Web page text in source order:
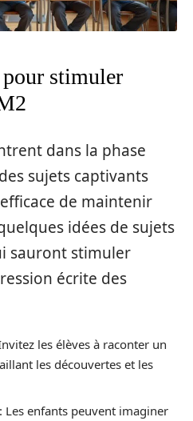
pour stimuler
dans la phase
sujets captivants
de maintenir
idées de sujets
sauront stimuler
écrite des
les élèves à raconter un
les découvertes et les
: Les enfants peuvent imaginer